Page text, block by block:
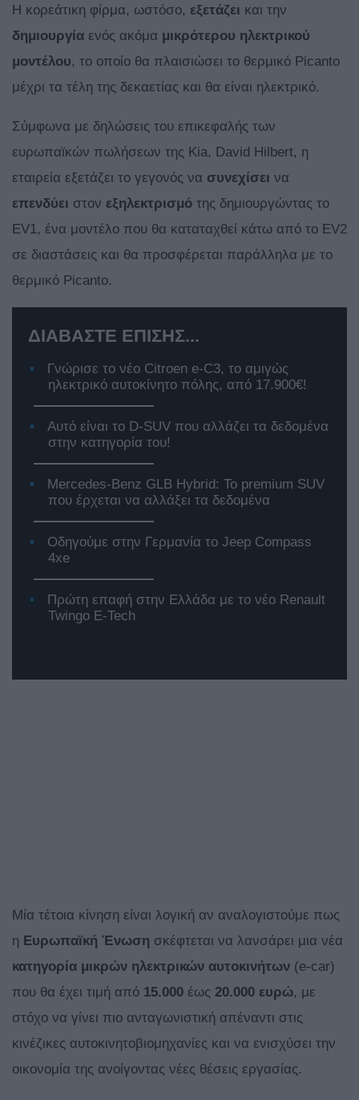
Η κορεάτικη φίρμα, ωστόσο, εξετάζει και την
δημιουργία ενός ακόμα μικρότερου ηλεκτρικού
μοντέλου, το οποίο θα πλαισιώσει το θερμικό Picanto
μέχρι τα τέλη της δεκαετίας και θα είναι ηλεκτρικό.
Σύμφωνα με δηλώσεις του επικεφαλής των
ευρωπαϊκών πωλήσεων της Kia, David Hilbert, η
εταιρεία εξετάζει το γεγονός να συνεχίσει να
επενδύει στον εξηλεκτρισμό της δημιουργώντας το
EV1, ένα μοντέλο που θα καταταχθεί κάτω από το EV2
σε διαστάσεις και θα προσφέρεται παράλληλα με το
θερμικό Picanto.
ΔΙΑΒΑΣΤΕ ΕΠΙΣΗΣ...
Γνώρισε το νέο Citroen e-C3, το αμιγώς
ηλεκτρικό αυτοκίνητο πόλης, από 17.900€!
Αυτό είναι το D-SUV που αλλάζει τα δεδομένα
στην κατηγορία του!
Mercedes-Benz GLB Hybrid: Το premium SUV
που έρχεται να αλλάξει τα δεδομένα
Οδηγούμε στην Γερμανία το Jeep Compass
4xe
Πρώτη επαφή στην Ελλάδα με το νέο Renault
Twingo E-Tech
Μία τέτοια κίνηση είναι λογική αν αναλογιστούμε πως
η Ευρωπαϊκή Ένωση σκέφτεται να λανσάρει μια νέα
κατηγορία μικρών ηλεκτρικών αυτοκινήτων (e-car)
που θα έχει τιμή από 15.000 έως 20.000 ευρώ, με
στόχο να γίνει πιο ανταγωνιστική απέναντι στις
κινέζικες αυτοκινητοβιομηχανίες και να ενισχύσει την
οικονομία της ανοίγοντας νέες θέσεις εργασίας.